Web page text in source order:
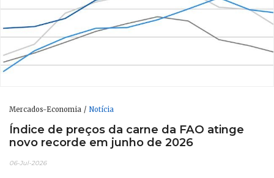
Mercados-Economia Notícia
Índice de preços da carne da FAO atinge
novo recorde em junho de 2026
06-Jul-2026